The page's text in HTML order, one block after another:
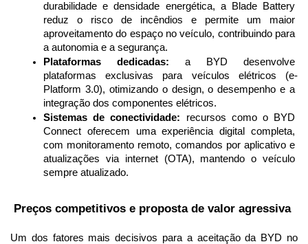
durabilidade e densidade energética, a Blade Battery
reduz o risco de incêndios e permite um maior
aproveitamento do espaço no veículo, contribuindo para
a autonomia e a segurança.
Plataformas dedicadas: a BYD desenvolve
plataformas exclusivas para veículos elétricos (e-
Platform 3.0), otimizando o design, o desempenho e a
integração dos componentes elétricos.
Sistemas de conectividade: recursos como o BYD
Connect oferecem uma experiência digital completa,
com monitoramento remoto, comandos por aplicativo e
atualizações via internet (OTA), mantendo o veículo
sempre atualizado.
Preços competitivos e proposta de valor agressiva
Um dos fatores mais decisivos para a aceitação da BYD no